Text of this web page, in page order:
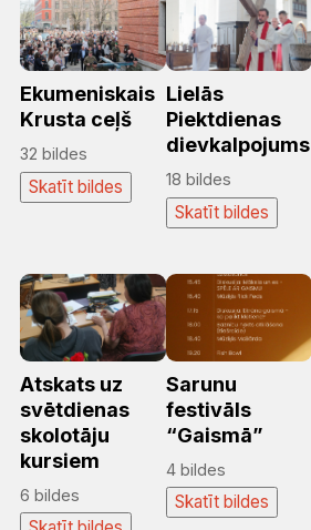
Ekumeniskais
Krusta ceļš
32 bildes
Skatīt bildes
Lielās
Piektdienas
dievkalpojums
18 bildes
Skatīt bildes
Atskats uz
svētdienas
skolotāju
kursiem
6 bildes
Sarunu
festivāls
“Gaismā”
4 bildes
Skatīt bildes